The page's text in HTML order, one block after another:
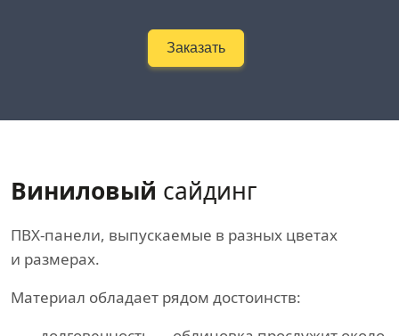
Заказать
Виниловый сайдинг
ПВХ-панели, выпускаемые в разных цветах
и размерах.
Материал обладает рядом достоинств: